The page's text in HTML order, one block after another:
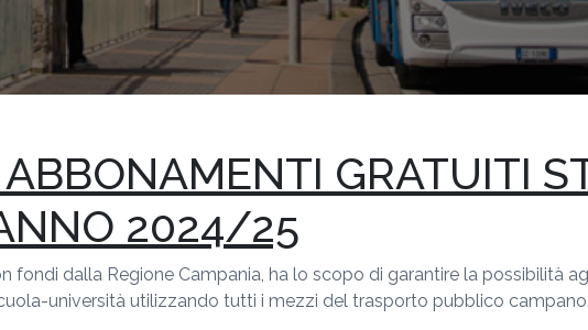
GRATUITI
2024/25
fondi dalla Regione Campania, ha lo scopo di garantire la possibilità
università utilizzando tutti i mezzi del trasporto pubblico campano.